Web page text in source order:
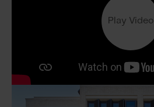
Play Video